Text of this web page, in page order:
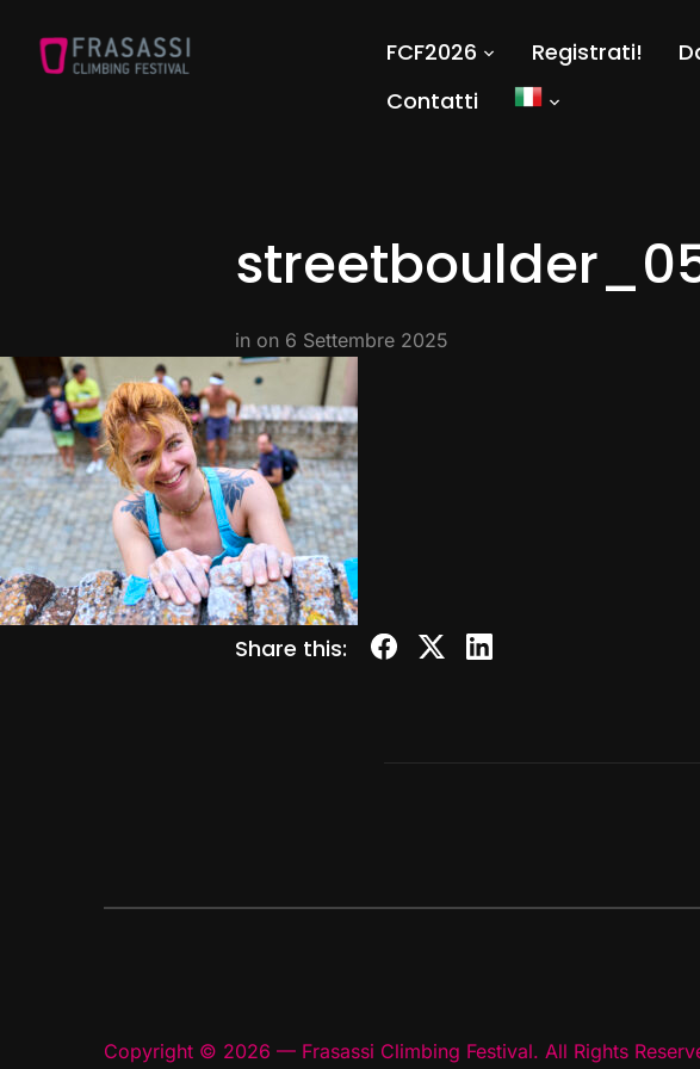
FCF2026 Registrati!
Contatti
in on 6 Settembre 2025
Share this:
Copyright © 2026 — Frasassi Climbing Festival. All Rights